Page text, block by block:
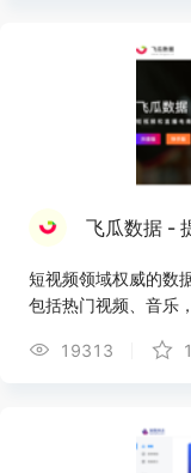
飞瓜数据 -
短视频领域权威的数
包括热门视频、音乐
19313